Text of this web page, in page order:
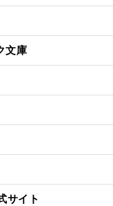
文庫
サイト